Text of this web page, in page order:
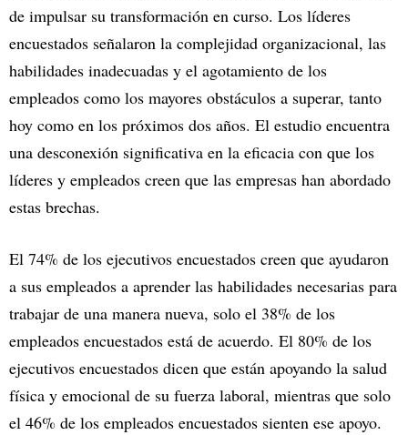
de impulsar su transformación en curso. Los líderes
encuestados señalaron la complejidad organizacional, las
habilidades inadecuadas y el agotamiento de los
empleados como los mayores obstáculos a superar, tanto
hoy como en los próximos dos años. El estudio encuentra
una desconexión significativa en la eficacia con que los
líderes y empleados creen que las empresas han abordado
estas brechas.
El 74% de los ejecutivos encuestados creen que ayudaron
a sus empleados a aprender las habilidades necesarias para
trabajar de una manera nueva, solo el 38% de los
empleados encuestados está de acuerdo. El 80% de los
ejecutivos encuestados dicen que están apoyando la salud
física y emocional de su fuerza laboral, mientras que solo
el 46% de los empleados encuestados sienten ese apoyo.